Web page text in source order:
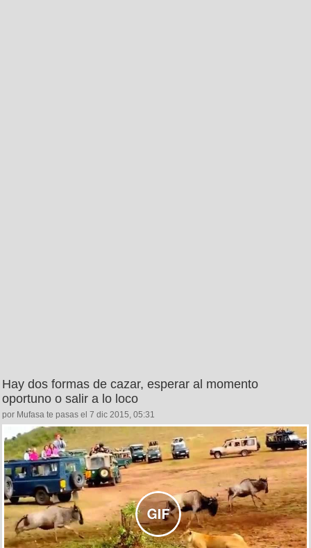
Hay dos formas de cazar, esperar al momento
oportuno o salir a lo loco
por Mufasa te pasas el 7 dic 2015, 05:31